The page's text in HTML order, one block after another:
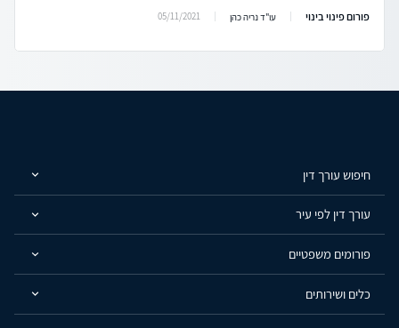
פורום פינוי בינוי עו"ד נריה כהן 05/11/2021
חיפוש עורך דין
עורך דין לפי עיר
פורומים משפטיים
כלים ושירותים